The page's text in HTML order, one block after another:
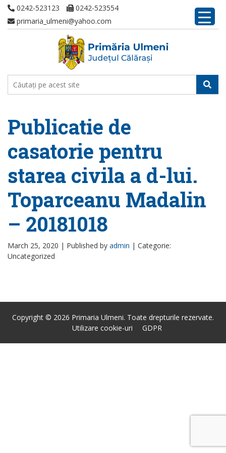
0242-523123
0242-523554
primaria_ulmeni@yahoo.com
Publicatie de
casatorie pentru
starea civila a d-lui.
Toparceanu Madalin
– 20181018
March 25, 2020 | Published by admin | Categorie:
Uncategorized
Copyright © 2026 Primaria Ulmeni. Toate drepturile rezervate.
Utilizare cookie-uri
GDPR